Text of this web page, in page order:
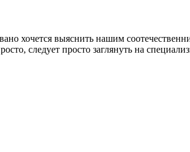
хочется выяснить нашим
следует просто заглянуть на